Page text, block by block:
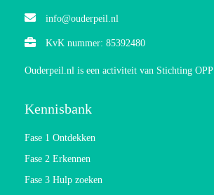
info@ouderpeil.nl
KvK nummer: 85392480
Ouderpeil.nl is een activiteit van Stichting OPP
Kennisbank
Fase 1 Ontdekken
Fase 2 Erkennen
Fase 3 Hulp zoeken